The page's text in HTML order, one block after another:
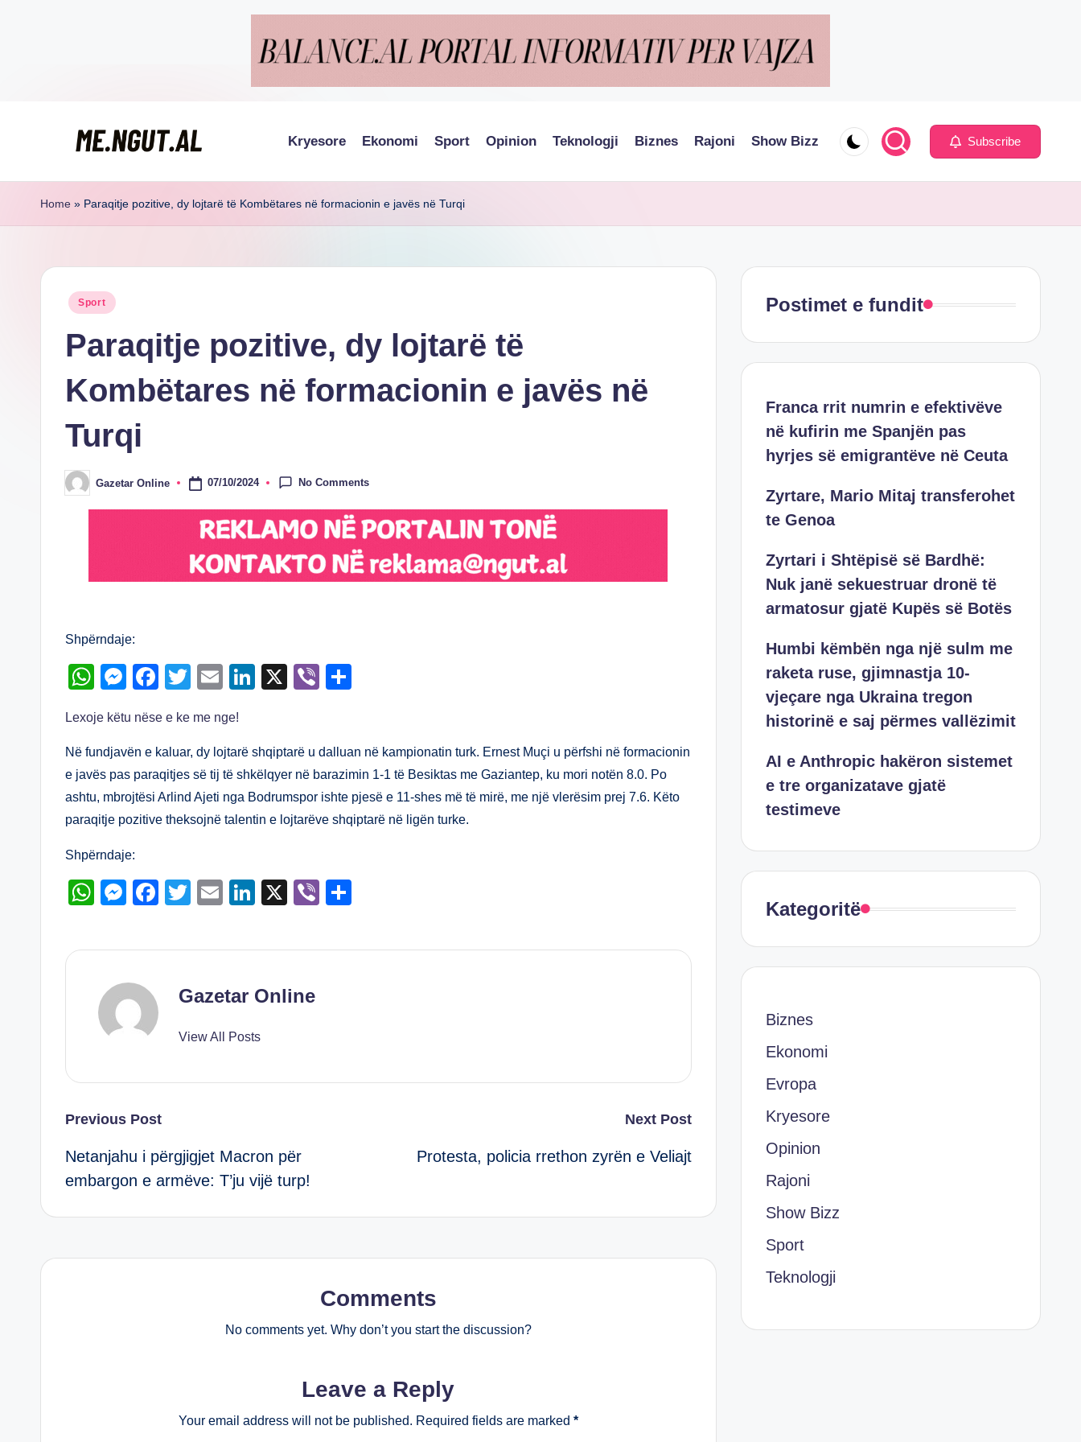
M
e
g
lexohen
ngut
Kryesore Ekonomi Sport Opinion Teknologji Biznes Rajoni Show Bizz Subscribe
Home » Paraqitje pozitive, dy lojtarë të Kombëtares në formacionin e javës në Turqi
Posted
Sport
Paraqitje pozitive, dy lojtarë të
Kombëtares në formacionin e javës në
Turqi
Posted
by
Gazetar Online 07/10/2024 No Comments
Shpërndaje:
W
at
s
A
p
p
M
ss
e
n
g
er
F
c
e
b
o
o
T
tt
er
E
ail
Li
e
dI
n
X
Vi
e
Lexoje këtu nëse e ke me nge!
Në fundjavën e kaluar, dy lojtarë shqiptarë u dalluan në kampionatin turk. Ernest Muçi u përfshi në formacionin
e javës pas paraqitjes së tij të shkëlqyer në barazimin 1-1 të Besiktas me Gaziantep, ku mori notën 8.0. Po
ashtu, mbrojtësi Arlind Ajeti nga Bodrumspor ishte pjesë e 11-shes më të mirë, me një vlerësim prej 7.6. Këto
paraqitje pozitive theksojnë talentin e lojtarëve shqiptarë në ligën turke.
Shpërndaje:
W
at
A
p
M
ss
n
g
F
c
T
tt
E
ail
Li
k
dI
X
Vi
er ar
Gazetar Online
View All Posts
Post
navigation
Previous Post
Netanjahu i përgjigjet Macron për
embargon e armëve: T’ju vijë turp!
Next Post
Protesta, policia rrethon zyrën e Veliajt
Comments
No comments yet. Why don’t you start the discussion?
Leave a Reply
Your email address will not be published. Required fields are marked *
Postimet e fundit
Franca rrit numrin e efektivëve
në kufirin me Spanjën pas
hyrjes së emigrantëve në Ceuta
Zyrtare, Mario Mitaj transferohet
te Genoa
Zyrtari i Shtëpisë së Bardhë:
Nuk janë sekuestruar dronë të
armatosur gjatë Kupës së Botës
Humbi këmbën nga një sulm me
raketa ruse, gjimnastja 10-
vjeçare nga Ukraina tregon
historinë e saj përmes vallëzimit
AI e Anthropic hakëron sistemet
e tre organizatave gjatë
testimeve
Kategoritë
Biznes
Ekonomi
Evropa
Kryesore
Opinion
Rajoni
Show Bizz
Sport
Teknologji